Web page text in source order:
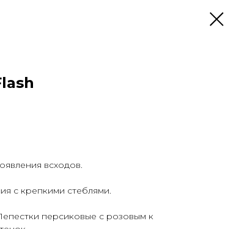
всходов.
с крепкими стеблями.
персиковые с розовым к